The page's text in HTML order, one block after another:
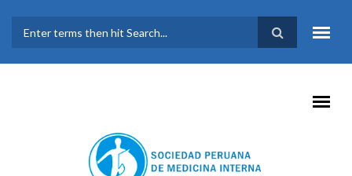
FORMULARIO DE
BÚSQUEDA